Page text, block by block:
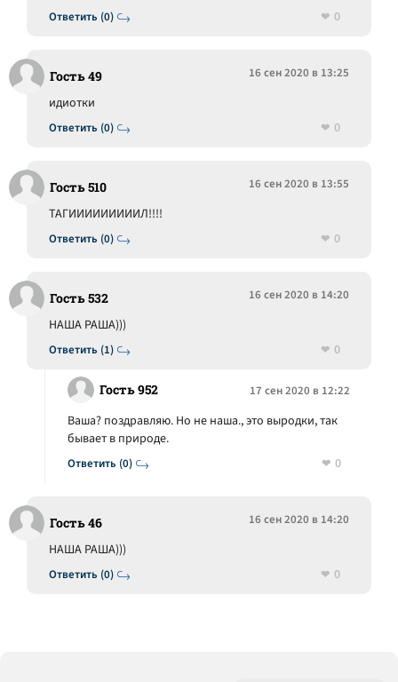
Ответить (0)
0
Гость 49 16 сен 2020 в 13:25
Ответить (0)
идиотки
0
Гость 510 16 сен 2020 в 13:55
Ответить (0)
ТАГИИИИИИИИИЛ!!!!
0
Гость 532 16 сен 2020 в 14:20
Ответить (1)
НАША РАША)))
0
Гость 952 17 сен 2020 в 12:22
Ответить (0)
Ваша? поздравляю. Но не наша., это выродки, так
бывает в природе.
0
Гость 46 16 сен 2020 в 14:20
Ответить (0)
НАША РАША)))
0